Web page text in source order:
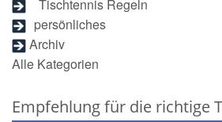
Tischtennis Regeln
persönliches
Archiv
Alle Kategorien
Empfehlung für die richtige